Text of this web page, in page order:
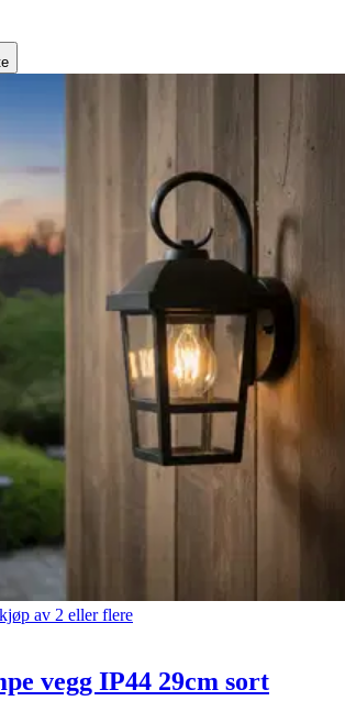
av 2 eller flere
vegg IP44 29cm sort